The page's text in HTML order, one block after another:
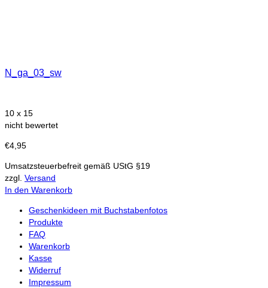
N_ga_03_sw
10 x 15
nicht bewertet
€4,95
Umsatzsteuerbefreit gemäß UStG §19
zzgl. Versand
In den Warenkorb
Geschenkideen mit Buchstabenfotos
Produkte
FAQ
Warenkorb
Kasse
Widerruf
Impressum